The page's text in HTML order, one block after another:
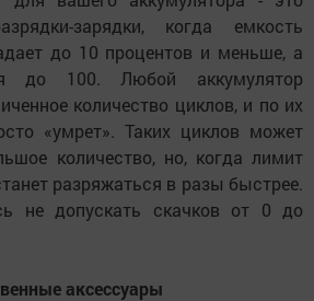
зарядки, когда емкость
до 10 процентов и меньше, а
до 100. Любой аккумулятор
количество циклов, и по их
«умрет». Таких циклов может
количество, но, когда лимит
разряжаться в разы быстрее.
не допускать скачков от 0 до
аксессуары